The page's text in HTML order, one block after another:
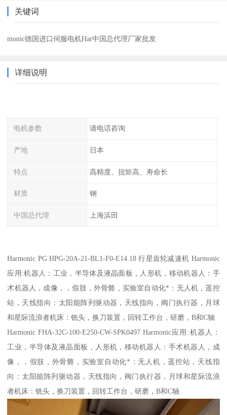
关键词
monic德国进口伺服电机Har中国总代理厂家批发
详细说明
电机参数 请电话咨询
产地 日本
特点 高精度、扭矩高、寿命长
材质 钢
中国总代理 上海浜田
Harmonic PG HPG-20A-21-BL1-F0-E14.18 行星齿轮减速机 Harmonic
应用:机器人：工业，半导体及液晶面板，人形机，移动机器人：手
术机器人，成像，，假肢，外骨骼，实验室自动化*：无人机，遥控
站，天线指向：太阳能阵列驱动器，天线指向，阀门执行器，月球
和星际流浪者机床：铣头，换刀装置，回转工作台，研磨，B和C轴
Harmonic FHA-32C-100-E250-CW-SPK0497 Harmonic应用:机器人：
工业，半导体及液晶面板，人形机，移动机器人：手术机器人，成
像，，假肢，外骨骼，实验室自动化*：无人机，遥控站，天线指
向：太阳能阵列驱动器，天线指向，阀门执行器，月球和星际流浪
者机床：铣头，换刀装置，回转工作台，研磨，B和C轴